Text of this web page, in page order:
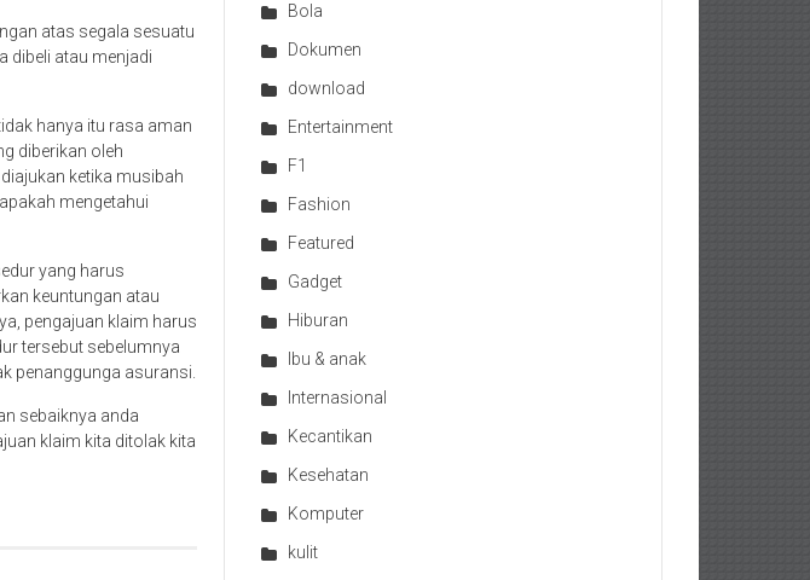
atas segala sesuatu
dibeli atau menjadi
hanya itu rasa aman
diberikan oleh
ketika musibah
mengetahui
yang harus
keuntungan atau
pengajuan klaim harus
tersebut sebelumnya
penanggunga asuransi.
sebaiknya anda
klaim kita ditolak kita
Bola
Dokumen
download
Entertainment
F1
Fashion
Featured
Gadget
Hiburan
Ibu & anak
Internasional
Kecantikan
Kesehatan
Komputer
kulit